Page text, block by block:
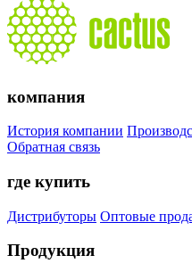
компания
История компании
Обратная связь
где купить
Дистрибуторы Оптовые
Продукция